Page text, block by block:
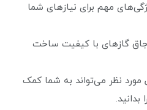
مهم برای نیازهای شما
گاز‌های با کیفیت ساخت
نظر می‌تواند به شما کمک